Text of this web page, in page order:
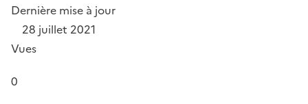
Dernière mise à jour
28 juillet 2021
Vues
0